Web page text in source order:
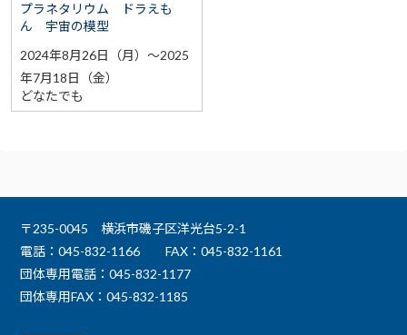
プラネタリウム ドラえも
ん 宇宙の模型
2024年8月26日（月）～2025
年7月18日（金）
どなたでも
〒235-0045 横浜市磯子区洋光台5-2-1
電話：045-832-1166
FAX：045-832-1161
団体専用電話：045-832-1177
団体専用FAX：045-832-1185